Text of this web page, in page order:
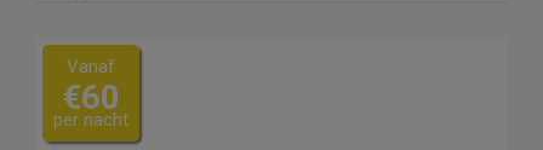
Vanaf
€60
per nacht